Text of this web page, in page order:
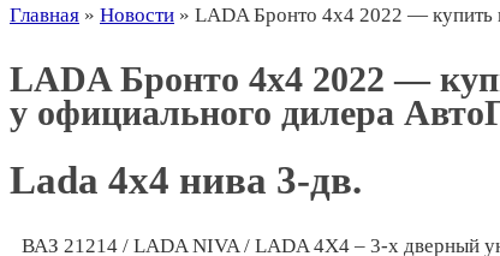
Перейти
содержимому
Главная » Новости » LADA Бронто 4х4 2022 —
LADA Бронто 4х4 2022 —
у официального дилера
Lada 4х4 нива 3-дв.
ВАЗ 21214 / LADA NIVA / LADA 4X4 – 3-х дверный